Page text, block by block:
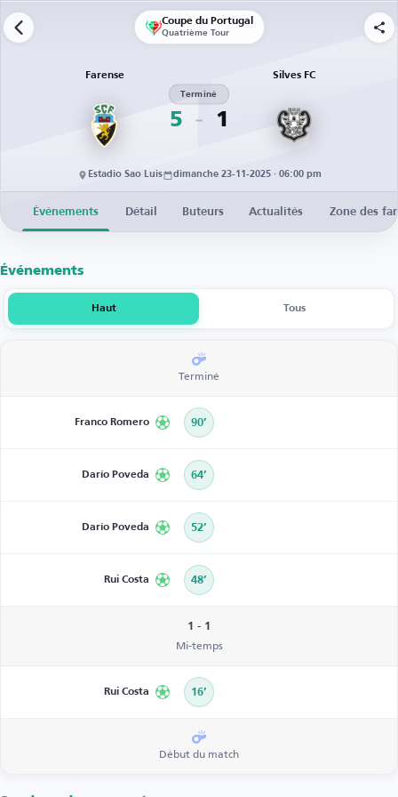
Coupe du Portugal
Quatrième Tour
Farense
5
Terminé
1
Silves FC
Estadio Sao Luis dimanche 23-11-2025 · 06:00 pm
Événements Détail Buteurs Actualités Zone des
Événements
Haut Tous
Terminé
Franco Romero 90’
Darío Poveda 64’
Darío Poveda 52’
Rui Costa 48’
1 - 1
Mi-temps
Rui Costa 16’
Début du match